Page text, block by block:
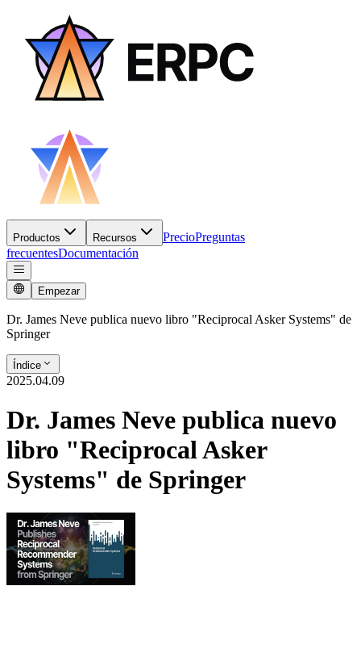
Productos Recursos PrecioPreguntas
frecuentesDocumentación
Empezar
Dr. James Neve publica nuevo libro "Reciprocal Asker Systems" de
Springer
Índice
2025.04.09
Dr. James Neve publica nuevo
libro "Reciprocal Asker
Systems" de Springer